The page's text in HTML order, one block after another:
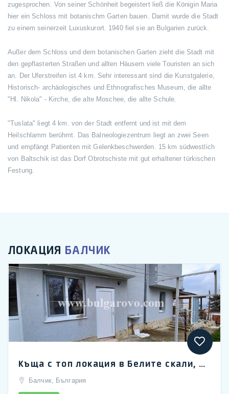
zugesprochen. Von seiner Schönheit begeistert ließ die Königin Maria
hier ein Schloss mit botanischm Garten bauen. Damit wurde die Stadt
zu einem seinerzeit Luxuskurort. 1940 fiel sie an Bulgarien zurück.
Außer dem Schloss und dem botanischen Garten zieht die Stadt mit
den gepflasterten Straßen und allten Häusern viele Touristen an sich
an. Der Uferstreifen ist 4 km. Sehr interessant sind die Kunstgalerie,
Historisch- archäologisches und Ethnografisches Museum, die allte
"Hl. Nikola" - Kirche, die alte Moschee, die allte Schule.
"Tuslata" liegt 4 km. von der Stadt entfernt und ist mit dem
Heilschlamm berühmt. Das Balneologiezentrum liegt an zwei Seen
und empfängt Patienten mit Gelenkbeschwerden. 15 km südwestlich
von Baltschik ist das Dorf Obrotschiste mit gut erhaltener türkischen
Festung.
ЛОКАЦИЯ БАЛЧИК
Къща с топ локация в Белите скали, Балчик
Балчик, България